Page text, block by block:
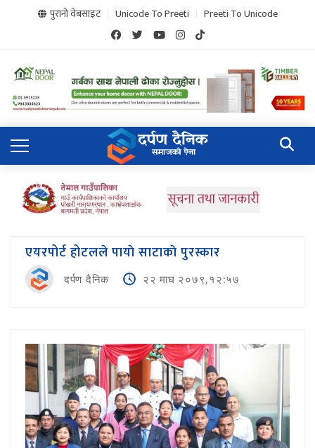
पुरानो वेबसाइट Unicode To Preeti Preeti To Unicode
एयरपोर्ट होटलले पायाे साटाकाे पुरस्कार
दर्पण दैनिक २२ माघ २०७९,१२:५७